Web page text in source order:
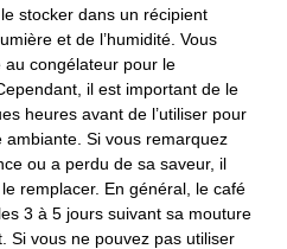
stocker dans un récipient
et de l’humidité. Vous
congélateur pour le
il est important de le
heures avant de l’utiliser pour
ambiante. Si vous remarquez
ou a perdu de sa saveur, il
remplacer. En général, le café
3 à 5 jours suivant sa mouture
Si vous ne pouvez pas utiliser